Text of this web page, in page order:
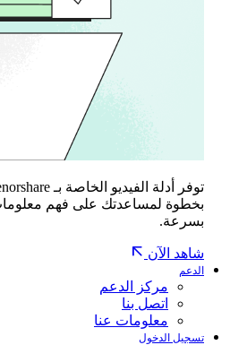
بخطوة لمساعدتك على فهم
بسرعة.
شاهد الآن
الدعم
مركز الدعم
اتصل بنا
معلومات عنا
تسجيل الدخول